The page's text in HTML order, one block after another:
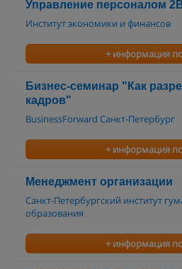
Управление персоналом
Институт экономики и финансов
+ информация
Бизнес-семинар "Как
кадров"
BusinessForward Санкт-Петербург
+ информация
Менеджмент организации
Санкт-Петербургский институт
образования
+ информация